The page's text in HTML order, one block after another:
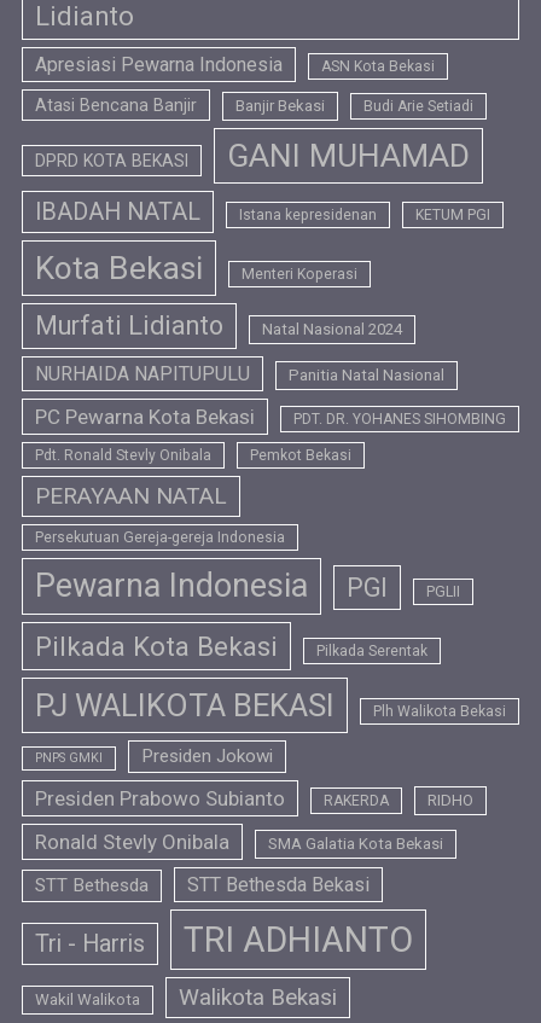
Lidianto
Apresiasi Pewarna Indonesia ASN Kota Bekasi
Atasi Bencana Banjir Banjir Bekasi Budi Arie Setiadi
DPRD KOTA BEKASI GANI MUHAMAD
IBADAH NATAL Istana kepresidenan KETUM PGI
Kota Bekasi Menteri Koperasi
Murfati Lidianto Natal Nasional 2024
NURHAIDA NAPITUPULU Panitia Natal Nasional
PC Pewarna Kota Bekasi PDT. DR. YOHANES SIHOMBING
Pdt. Ronald Stevly Onibala Pemkot Bekasi
PERAYAAN NATAL
Persekutuan Gereja-gereja Indonesia
Pewarna Indonesia PGI PGLII
Pilkada Kota Bekasi Pilkada Serentak
PJ WALIKOTA BEKASI Plh Walikota Bekasi
PNPS GMKI Presiden Jokowi
Presiden Prabowo Subianto RAKERDA RIDHO
Ronald Stevly Onibala SMA Galatia Kota Bekasi
STT Bethesda STT Bethesda Bekasi
Tri - Harris TRI ADHIANTO
Wakil Walikota Walikota Bekasi